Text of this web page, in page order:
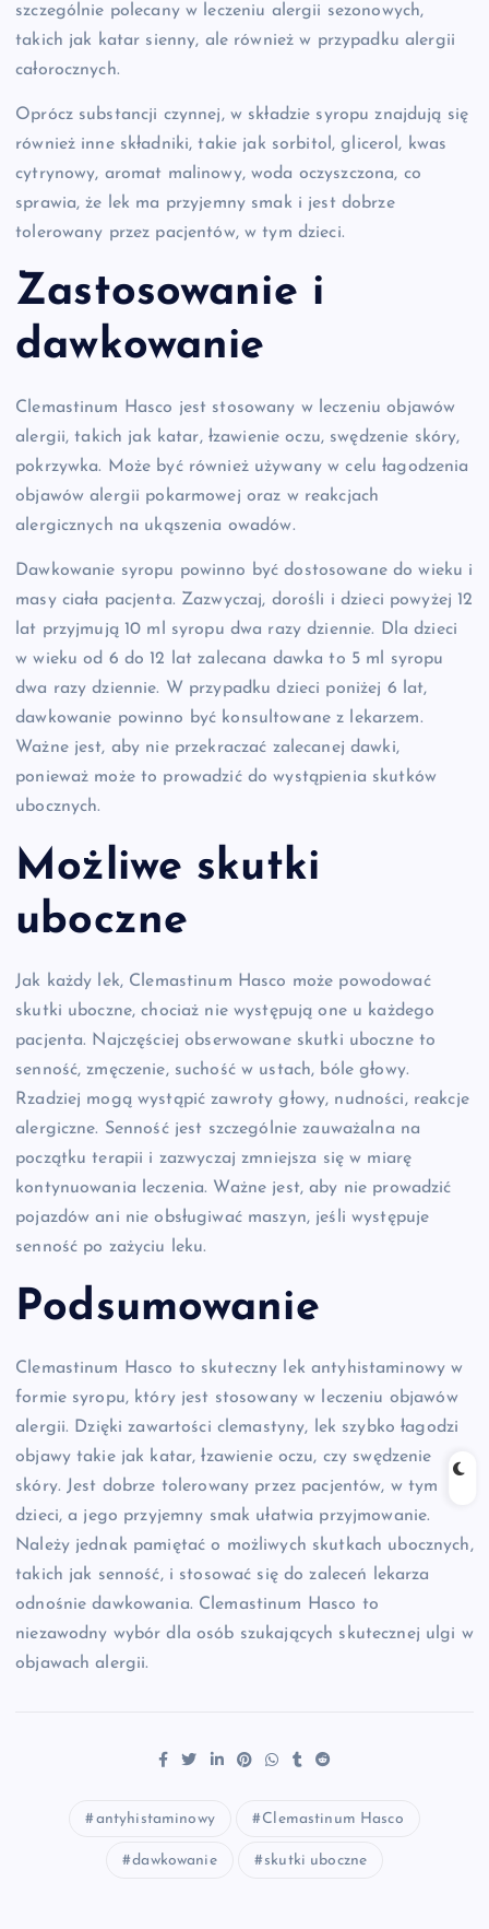
szczególnie polecany w leczeniu alergii sezonowych,
takich jak katar sienny, ale również w przypadku alergii
całorocznych.
Oprócz substancji czynnej, w składzie syropu znajdują się
również inne składniki, takie jak sorbitol, glicerol, kwas
cytrynowy, aromat malinowy, woda oczyszczona, co
sprawia, że lek ma przyjemny smak i jest dobrze
tolerowany przez pacjentów, w tym dzieci.
Zastosowanie i
dawkowanie
Clemastinum Hasco jest stosowany w leczeniu objawów
alergii, takich jak katar, łzawienie oczu, swędzenie skóry,
pokrzywka. Może być również używany w celu łagodzenia
objawów alergii pokarmowej oraz w reakcjach
alergicznych na ukąszenia owadów.
Dawkowanie syropu powinno być dostosowane do wieku i
masy ciała pacjenta. Zazwyczaj, dorośli i dzieci powyżej 12
lat przyjmują 10 ml syropu dwa razy dziennie. Dla dzieci
w wieku od 6 do 12 lat zalecana dawka to 5 ml syropu
dwa razy dziennie. W przypadku dzieci poniżej 6 lat,
dawkowanie powinno być konsultowane z lekarzem.
Ważne jest, aby nie przekraczać zalecanej dawki,
ponieważ może to prowadzić do wystąpienia skutków
ubocznych.
Możliwe skutki
uboczne
Jak każdy lek, Clemastinum Hasco może powodować
skutki uboczne, chociaż nie występują one u każdego
pacjenta. Najczęściej obserwowane skutki uboczne to
senność, zmęczenie, suchość w ustach, bóle głowy.
Rzadziej mogą wystąpić zawroty głowy, nudności, reakcje
alergiczne. Senność jest szczególnie zauważalna na
początku terapii i zazwyczaj zmniejsza się w miarę
kontynuowania leczenia. Ważne jest, aby nie prowadzić
pojazdów ani nie obsługiwać maszyn, jeśli występuje
senność po zażyciu leku.
Podsumowanie
Clemastinum Hasco to skuteczny lek antyhistaminowy w
formie syropu, który jest stosowany w leczeniu objawów
alergii. Dzięki zawartości clemastyny, lek szybko łagodzi
objawy takie jak katar, łzawienie oczu, czy swędzenie
skóry. Jest dobrze tolerowany przez pacjentów, w tym
dzieci, a jego przyjemny smak ułatwia przyjmowanie.
Należy jednak pamiętać o możliwych skutkach ubocznych,
takich jak senność, i stosować się do zaleceń lekarza
odnośnie dawkowania. Clemastinum Hasco to
niezawodny wybór dla osób szukających skutecznej ulgi w
objawach alergii.
antyhistaminowy Clemastinum Hasco
dawkowanie skutki uboczne